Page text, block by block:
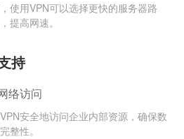
使用VPN可以选择更快的服务器路
提高网速。
持
络访问
安全地访问企业内部资源，确保数
整性。